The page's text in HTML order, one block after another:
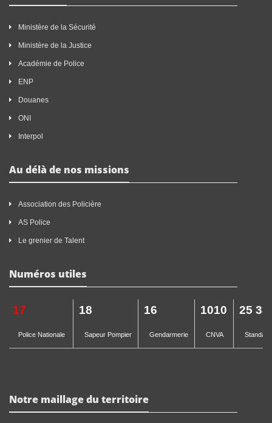
Ministère de la Sécurité
Ministère de la Justice
Académie de Police
ENP
Douanes
ONI
Interpol
Au délà de nos missions
Association des Policière
AS Police
Le grenier de Talent
Numéros utiles
17
Police Nationale
18
Sapeur Pompier
16
Gendarmerie
1010
CNVA
25 33
Notre maillage du territoire